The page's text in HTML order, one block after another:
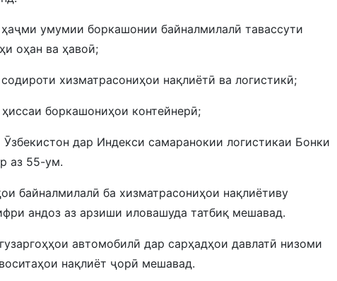
умумии боркашонии байналмилалӣ тавассути
оҳан ва ҳавоӣ;
хизматрасониҳои нақлиётӣ ва логистикӣ;
боркашониҳои контейнерӣ;
дар Индекси самаранокии логистикаи Бонки
аз 55-ум.
байналмилалӣ ба хизматрасониҳои нақлиётиву
андоз аз арзиши иловашуда татбиқ мешавад.
автомобилӣ дар сарҳадҳои давлатӣ низоми
нақлиёт ҷорӣ мешавад.